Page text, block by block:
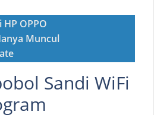
HP OPPO
Muncul
Sandi WiFi